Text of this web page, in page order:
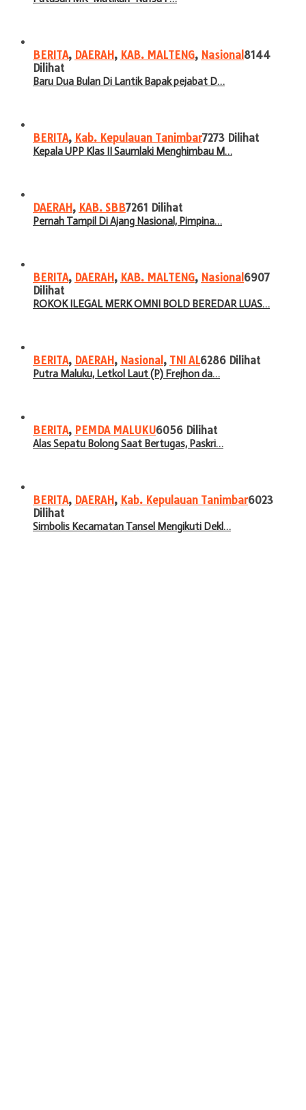
BERITA, DAERAH, KAB. MALTENG, Nasional 8144
Dilihat
Baru Dua Bulan Di Lantik Bapak pejabat D…
BERITA, Kab. Kepulauan Tanimbar7273 Dilihat
Kepala UPP Klas II Saumlaki Menghimbau M…
DAERAH, KAB. SBB7261 Dilihat
Pernah Tampil Di Ajang Nasional, Pimpina…
BERITA, DAERAH, KAB. MALTENG, Nasional 6907
Dilihat
ROKOK ILEGAL MERK OMNI BOLD BEREDAR LUAS…
BERITA, DAERAH, Nasional , TNI AL6286 Dilihat
Putra Maluku, Letkol Laut (P) Frejhon da…
BERITA, PEMDA MALUKU6056 Dilihat
Alas Sepatu Bolong Saat Bertugas, Paskri…
BERITA, DAERAH, Kab. Kepulauan Tanimbar6023
Dilihat
Simbolis Kecamatan Tansel Mengikuti Dekl…